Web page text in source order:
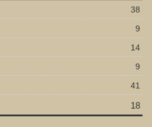
38
9
14
9
41
18